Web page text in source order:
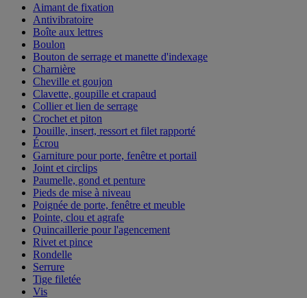
Aimant de fixation
Antivibratoire
Boîte aux lettres
Boulon
Bouton de serrage et manette d'indexage
Charnière
Cheville et goujon
Clavette, goupille et crapaud
Collier et lien de serrage
Crochet et piton
Douille, insert, ressort et filet rapporté
Écrou
Garniture pour porte, fenêtre et portail
Joint et circlips
Paumelle, gond et penture
Pieds de mise à niveau
Poignée de porte, fenêtre et meuble
Pointe, clou et agrafe
Quincaillerie pour l'agencement
Rivet et pince
Rondelle
Serrure
Tige filetée
Vis